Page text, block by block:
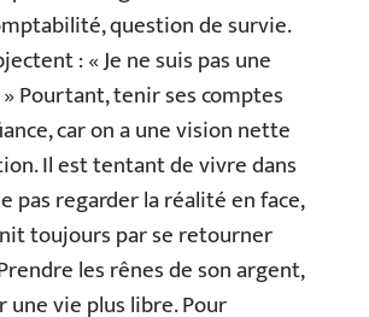
question de survie.
: « Je ne suis pas une
Pourtant, tenir ses comptes
car on a une vision nette
Il est tentant de vivre dans
pas regarder la réalité en face,
toujours par se retourner
les rênes de son argent,
une vie plus libre. Pour